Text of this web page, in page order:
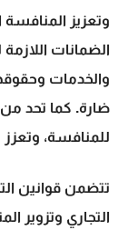
وتعزيز
الضمانات
والخدمات
ضارة. كما تحد من
للمنافسة، وتعزز
تتضمن قوانين
التجاري وتزوير